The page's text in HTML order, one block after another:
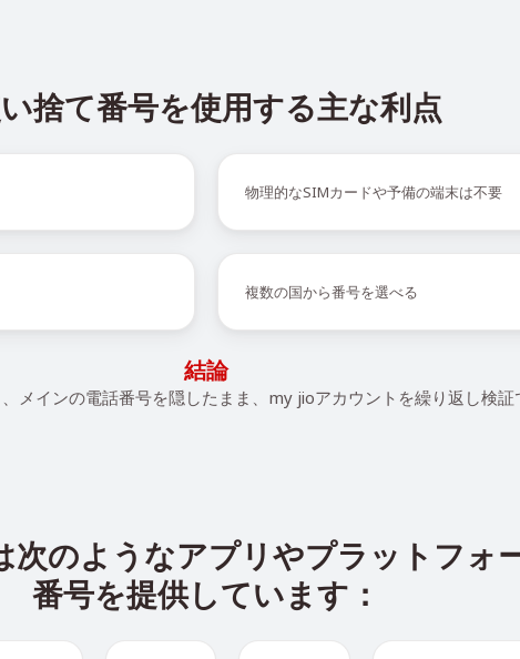
捨て番号を使用する主な利点
物理的なSIMカードや予備の端末は不要
複数の国から番号を選べる
結論
メインの電話番号を隠したまま、my jioアカウントを繰り返し検証
のようなアプリやプラットフォ
番号を提供しています：